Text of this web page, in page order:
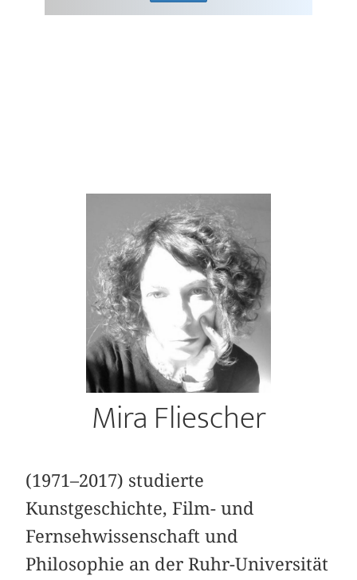
Mira Fliescher
(1971–2017) studierte
Kunstgeschichte, Film- und
Fernsehwissenschaft und
Philosophie an der Ruhr-Universität